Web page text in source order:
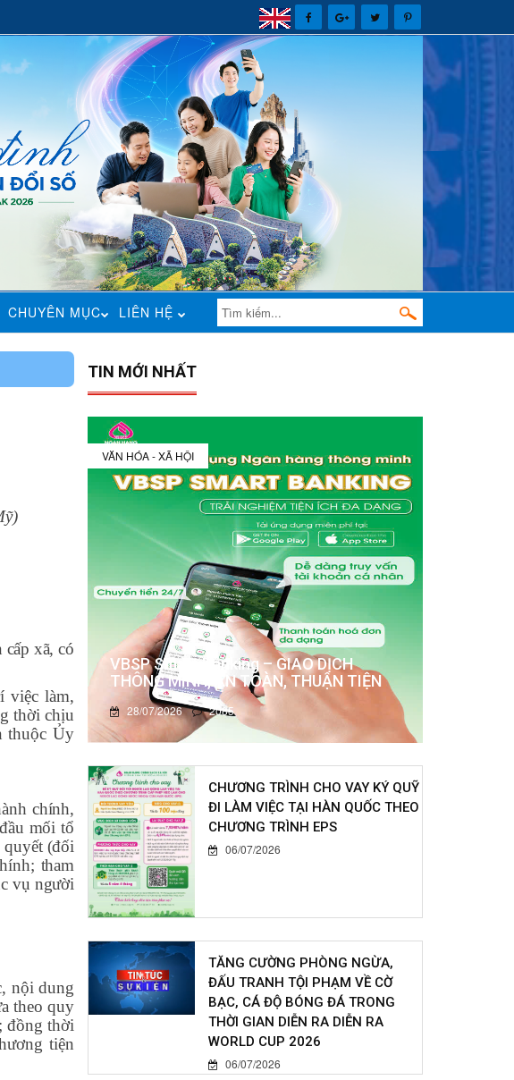
CHUYÊN MỤC LIÊN HỆ
)
xã, có
việc làm,
thời chịu
thuộc Ủy
chính,
mối tổ
quyết (đối
tham
vụ người
nội dung
theo quy
đồng thời
tiện
TIN MỚI NHẤT
VĂN HÓA - XÃ HỘI
VBSP Smart Banking – GIAO DỊCH
THÔNG MINH, AN TOÀN, THUẬN TIỆN
28/07/2026 2085
CHƯƠNG TRÌNH CHO VAY KÝ QUỸ
ĐI LÀM VIỆC TẠI HÀN QUỐC THEO
CHƯƠNG TRÌNH EPS
06/07/2026
TĂNG CƯỜNG PHÒNG NGỪA,
ĐẤU TRANH TỘI PHẠM VỀ CỜ
BẠC, CÁ ĐỘ BÓNG ĐÁ TRONG
THỜI GIAN DIỄN RA DIỄN RA
WORLD CUP 2026
06/07/2026